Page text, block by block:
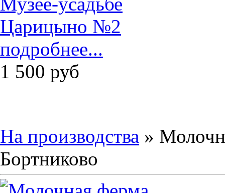
подробнее...
1 500 руб
На производства »
Бортниково